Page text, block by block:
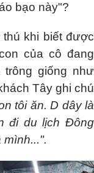
bạo này"?
khi biết được
của cô đang
giống như
Tây ghi chú
tôi ăn. D dây là
đi du lịch Đông